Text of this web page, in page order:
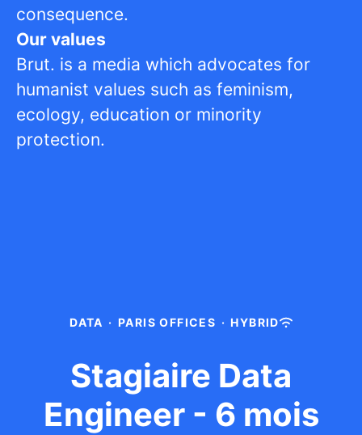
consequence.
Our values
Brut. is a media which advocates for
humanist values such as feminism,
ecology, education or minority
protection.
DATA · PARIS OFFICES · HYBRID
Stagiaire Data
Engineer - 6 mois